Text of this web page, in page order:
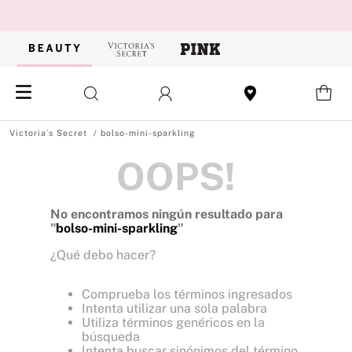
bolso-mini-sparkling
OOPS!
No encontramos ningún resultado para
"bolso-mini-sparkling"
¿Qué debo hacer?
Comprueba los términos ingresados
Intenta utilizar una sola palabra
Utiliza términos genéricos en la
búsqueda